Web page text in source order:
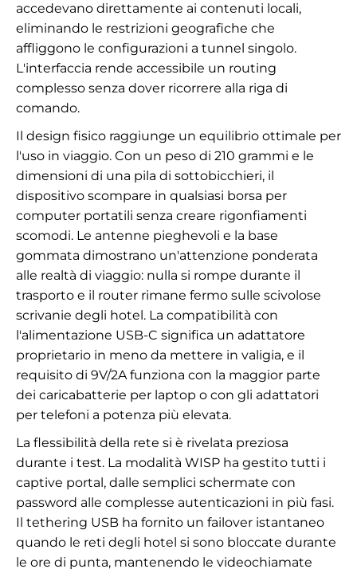
accedevano direttamente ai contenuti locali,
eliminando le restrizioni geografiche che
affliggono le configurazioni a tunnel singolo.
L'interfaccia rende accessibile un routing
complesso senza dover ricorrere alla riga di
comando.
Il design fisico raggiunge un equilibrio ottimale per
l'uso in viaggio. Con un peso di 210 grammi e le
dimensioni di una pila di sottobicchieri, il
dispositivo scompare in qualsiasi borsa per
computer portatili senza creare rigonfiamenti
scomodi. Le antenne pieghevoli e la base
gommata dimostrano un'attenzione ponderata
alle realtà di viaggio: nulla si rompe durante il
trasporto e il router rimane fermo sulle scivolose
scrivanie degli hotel. La compatibilità con
l'alimentazione USB-C significa un adattatore
proprietario in meno da mettere in valigia, e il
requisito di 9V/2A funziona con la maggior parte
dei caricabatterie per laptop o con gli adattatori
per telefoni a potenza più elevata.
La flessibilità della rete si è rivelata preziosa
durante i test. La modalità WISP ha gestito tutti i
captive portal, dalle semplici schermate con
password alle complesse autenticazioni in più fasi.
Il tethering USB ha fornito un failover istantaneo
quando le reti degli hotel si sono bloccate durante
le ore di punta, mantenendo le videochiamate